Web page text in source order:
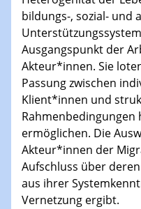
bildungs-, sozial-
Ausgangspunkt der
Akteur*innen. Sie
Passung zwischen
Klient*innen und
Rahmenbedingungen
ermöglichen. Die
Akteur*innen der
Aufschluss über
aus ihrer
Vernetzung ergibt.